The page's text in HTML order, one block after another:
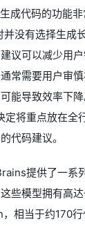
成代码的功能
没有选择生成
议可以减少用
常需要用户审
能导致效率下
将重点放在全
代码建议。
提供了一系
些模型拥有高
相当于约170